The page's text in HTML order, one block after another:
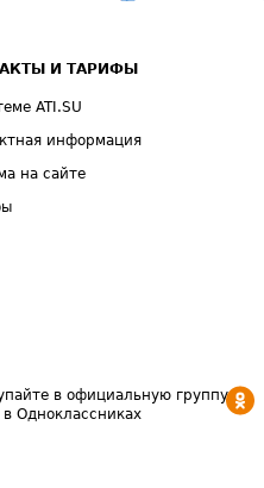
И ТАРИФЫ
ATI.SU
информация
на сайте
в официальную группу
Одноклассниках